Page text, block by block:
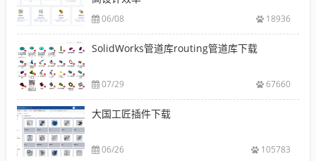
06/08 18936
SolidWorks管道库routing管道库下载
07/29 67660
大国工匠插件下载
06/26 105783